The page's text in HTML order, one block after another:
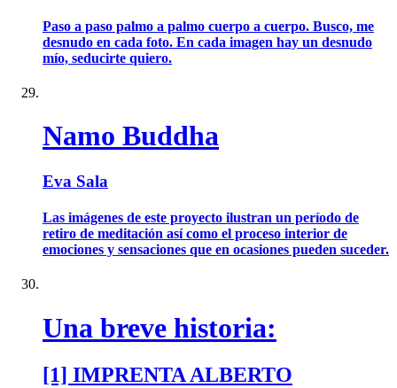
Paso a paso palmo a palmo cuerpo a cuerpo. Busco, me
desnudo en cada foto. En cada imagen hay un desnudo
mío, seducirte quiero.
Namo Buddha
Eva Sala
Las imágenes de este proyecto ilustran un período de
retiro de meditación así como el proceso interior de
emociones y sensaciones que en ocasiones pueden suceder.
Una breve historia:
[1] IMPRENTA ALBERTO